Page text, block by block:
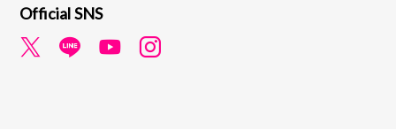
Official SNS